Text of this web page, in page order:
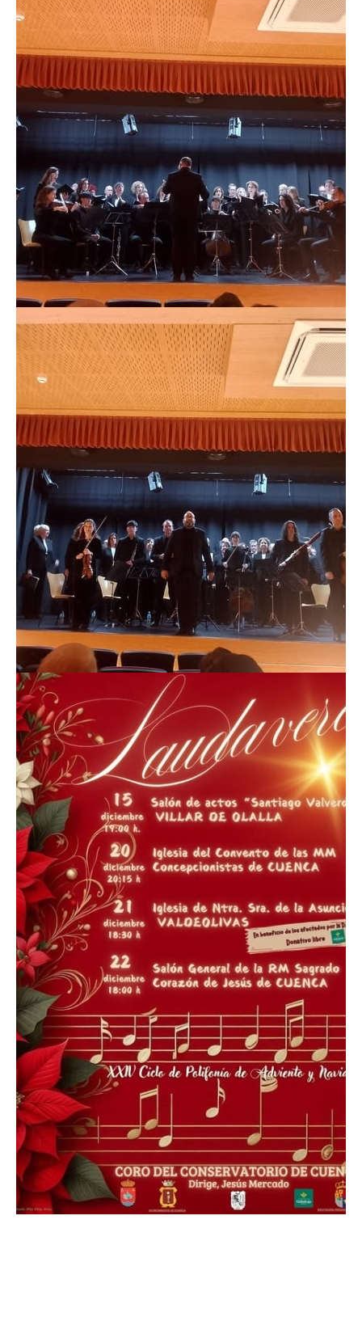
ACTUALIDAD
XXIV Ciclo de Polifonía de Adviento y
Navidad "Laudavere" Villar de Olalla
ACTUALIDAD
XXIV Ciclo de Polifonía de Adviento y
Navidad "Laudavere" Villar de Olalla
ACTUALIDAD